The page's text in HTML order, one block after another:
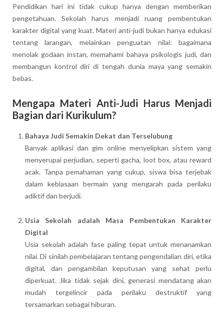
Pendidikan hari ini tidak cukup hanya dengan memberikan
pengetahuan. Sekolah harus menjadi ruang pembentukan
karakter digital yang kuat. Materi anti-judi bukan hanya edukasi
tentang larangan, melainkan penguatan nilai: bagaimana
menolak godaan instan, memahami bahaya psikologis judi, dan
membangun kontrol diri di tengah dunia maya yang semakin
bebas.
Mengapa Materi Anti-Judi Harus Menjadi
Bagian dari Kurikulum?
Bahaya Judi Semakin Dekat dan Terselubung
Banyak aplikasi dan gim online menyelipkan sistem yang
menyerupai perjudian, seperti gacha, loot box, atau reward
acak. Tanpa pemahaman yang cukup, siswa bisa terjebak
dalam kebiasaan bermain yang mengarah pada perilaku
adiktif dan berjudi.
Usia Sekolah adalah Masa Pembentukan Karakter
Digital
Usia sekolah adalah fase paling tepat untuk menanamkan
nilai. Di sinilah pembelajaran tentang pengendalian diri, etika
digital, dan pengambilan keputusan yang sehat perlu
diperkuat. Jika tidak sejak dini, generasi mendatang akan
mudah tergelincir pada perilaku destruktif yang
tersamarkan sebagai hiburan.